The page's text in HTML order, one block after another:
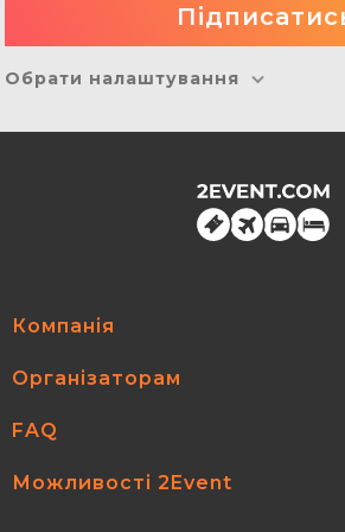
Обрати налаштування
Компанія
Організаторам
FAQ
Можливості 2Event